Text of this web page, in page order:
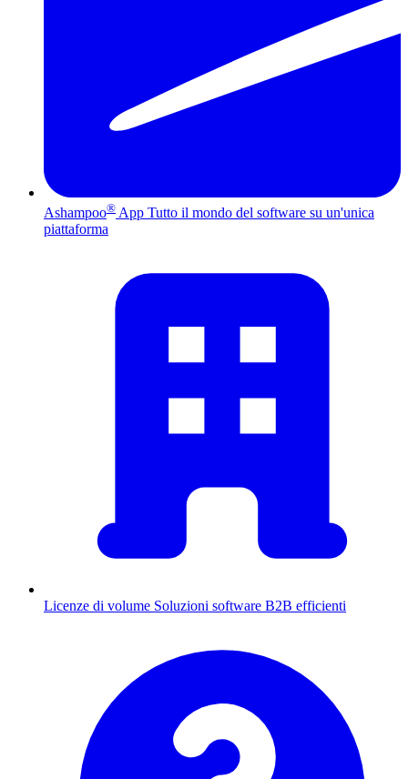
Ashampoo® App Tutto il mondo del software su un'unica
piattaforma
Licenze di volume Soluzioni software B2B efficienti